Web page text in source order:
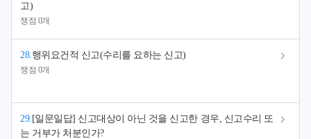
고)
쟁점 0개
28.행위요건적 신고(수리를 요하는 신고)
쟁점 0개
29. [일문일답] 신고대상이 아닌 것을 신고한 경우, 신고수리 또
는 거부가 처분인가?